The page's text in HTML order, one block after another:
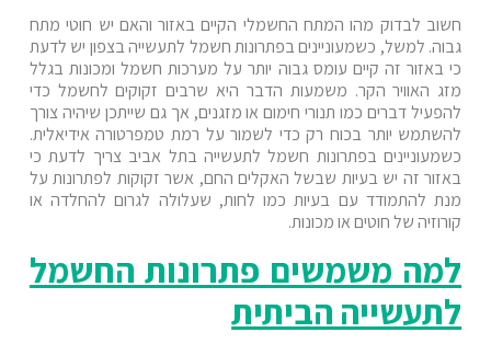
חשוב לבדוק מהו המתח החשמלי הקיים באזור והאם יש חוטי מתח
גבוה. למשל, כשמעוניינים בפתרונות חשמל לתעשייה בצפון יש לדעת
כי באזור זה קיים עומס גבוה יותר על מערכות חשמל ומכונות בגלל
מזג האוויר הקר. משמעות הדבר היא שרבים זקוקים לחשמל כדי
להפעיל דברים כמו תנורי חימום או מזגנים, אך גם שייתכן שיהיה צורך
להשתמש יותר בכוח רק כדי לשמור על רמת טמפרטורה אידיאלית.
כשמעוניינים בפתרונות חשמל לתעשייה בתל אביב צריך לדעת כי
באזור זה יש בעיות שבשל האקלים החם, אשר זקוקות לפתרונות על
מנת להתמודד עם בעיות כמו לחות, שעלולה לגרום להחלדה או
קורוזיה של חוטים או מכונות.
למה משמשים פתרונות החשמל
לתעשייה הביתית